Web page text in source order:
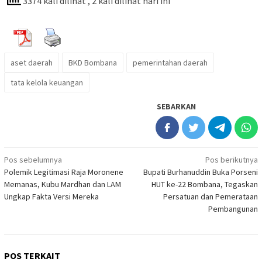
aset daerah BKD Bombana
pemerintahan daerah
tata kelola keuangan
SEBARKAN
Navigasi
pos
Pos sebelumnya
Polemik Legitimasi Raja Moronene
Memanas, Kubu Mardhan dan LAM
Ungkap Fakta Versi Mereka
Pos berikutnya
Bupati Burhanuddin Buka Porseni
HUT ke-22 Bombana, Tegaskan
Persatuan dan Pemerataan
Pembangunan
POS TERKAIT